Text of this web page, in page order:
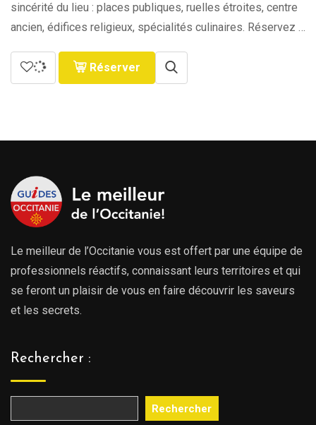
sincérité du lieu : places publiques, ruelles étroites, centre
ancien, édifices religieux, spécialités culinaires. Réservez …
Réserver
Le meilleur de l’Occitanie vous est offert par une équipe de
professionnels réactifs, connaissant leurs territoires et qui
se feront un plaisir de vous en faire découvrir les saveurs
et les secrets.
Rechercher :
Rechercher